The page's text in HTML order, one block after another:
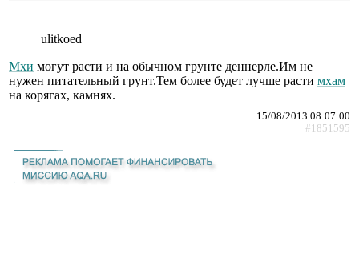
ulitkoed
Мхи могут расти и на обычном грунте деннерле.Им не
нужен питательный грунт.Тем более будет лучше расти мхам
на корягах, камнях.
15/08/2013 08:07:00
#1851595